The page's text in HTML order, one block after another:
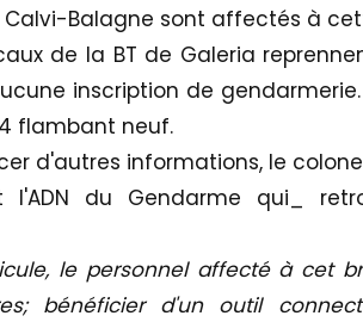
Balagne sont affectés à
de la BT de Galeria
inscription de
flambant neuf.
d'autres informations, le
l'ADN du Gendarme qui_
le personnel affecté à cet
bénéficier d'un outil